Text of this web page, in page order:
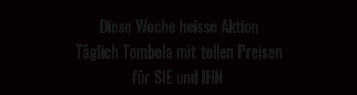
Diese Woche heisse Aktion
Täglich Tombola mit tollen Preisen
für SIE und IHN